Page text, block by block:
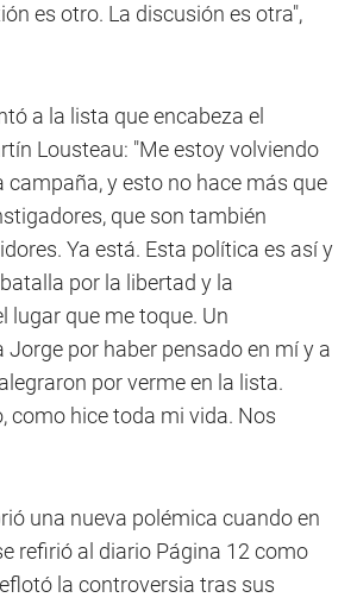
es otro. La discusión es otra",
a la lista que encabeza el
Lousteau: "Me estoy volviendo
campaña, y esto no hace más que
que son también
Ya está. Esta política es así y
por la libertad y la
lugar que me toque. Un
por haber pensado en mí y a
por verme en la lista.
como hice toda mi vida. Nos
una nueva polémica cuando en
refirió al diario Página 12 como
la controversia tras sus